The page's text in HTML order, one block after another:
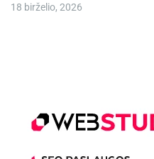
18 birželio, 2026